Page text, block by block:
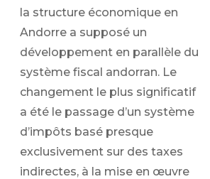
la structure économique en
Andorre a supposé un
développement en parallèle du
système fiscal andorran. Le
changement le plus significatif
a été le passage d’un système
d’impôts basé presque
exclusivement sur des taxes
indirectes, à la mise en œuvre